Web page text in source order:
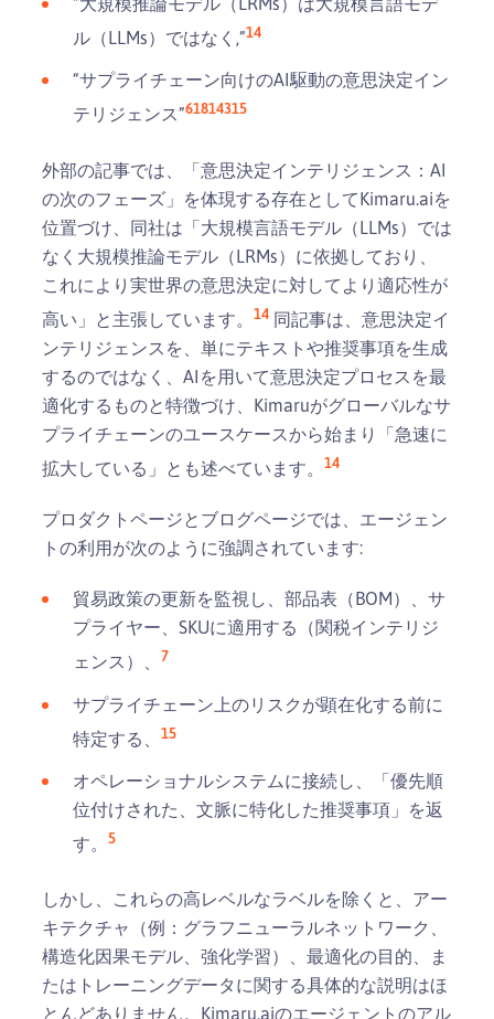
ル（LLMs）ではなく,”14
“サプライチェーン向けのAI駆動の意思決定イン
テリジェンス”61814315
外部の記事では、「意思決定インテリジェンス：AI
の次のフェーズ」を体現する存在としてKimaru.aiを
位置づけ、同社は「大規模言語モデル（LLMs）では
なく大規模推論モデル（LRMs）に依拠しており、
これにより実世界の意思決定に対してより適応性が
高い」と主張しています。 14 同記事は、意思決定イ
ンテリジェンスを、単にテキストや推奨事項を生成
するのではなく、AIを用いて意思決定プロセスを最
適化するものと特徴づけ、Kimaruがグローバルなサ
プライチェーンのユースケースから始まり「急速に
拡大している」とも述べています。 14
プロダクトページとブログページでは、エージェン
トの利用が次のように強調されています:
貿易政策の更新を監視し、部品表（BOM）、サ
プライヤー、SKUに適用する（関税インテリジ
ェンス）、 7
サプライチェーン上のリスクが顕在化する前に
特定する、 15
オペレーショナルシステムに接続し、「優先順
位付けされた、文脈に特化した推奨事項」を返
す。 5
しかし、これらの高レベルなラベルを除くと、アー
キテクチャ（例：グラフニューラルネットワーク、
構造化因果モデル、強化学習）、最適化の目的、ま
たはトレーニングデータに関する具体的な説明はほ
とんどありません。Kimaru.aiのエージェントのアル